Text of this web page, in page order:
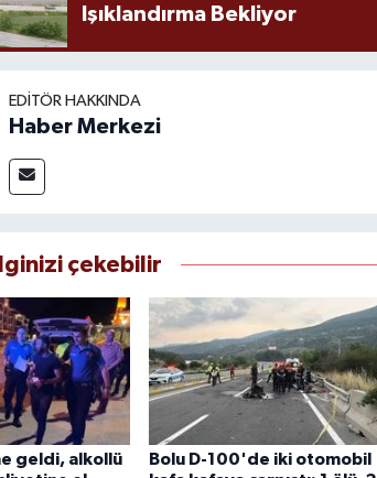
Işıklandırma Bekliyor
EDITÖR HAKKINDA
Haber Merkezi
çekebilir
geldi, alkollü
Bolu D-100'de iki otomobil